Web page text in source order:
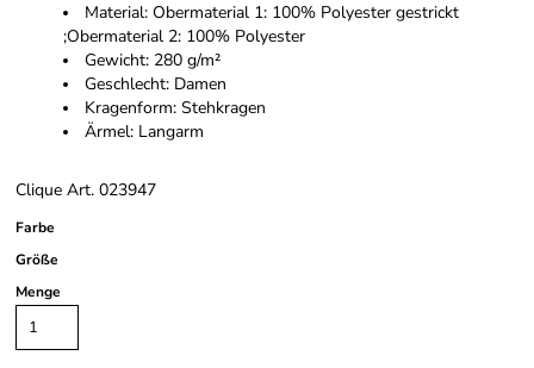
Material: Obermaterial 1: 100% Polyester gestrickt
;Obermaterial 2: 100% Polyester
Gewicht: 280 g/m²
Geschlecht: Damen
Kragenform: Stehkragen
Ärmel: Langarm
Clique Art. 023947
Farbe
Größe
Menge